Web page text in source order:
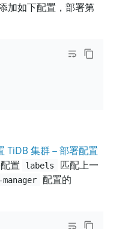
加如下配置，部署第
TiDB 集群 - 部署配置
置
labels
匹配上一
配置的